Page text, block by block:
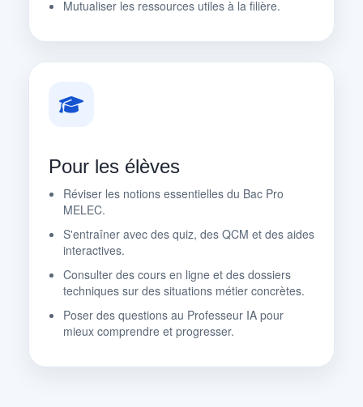
Mutualiser les ressources utiles à la filière.
Pour les élèves
Réviser les notions essentielles du Bac Pro
MELEC.
S'entraîner avec des quiz, des QCM et des aides
interactives.
Consulter des cours en ligne et des dossiers
techniques sur des situations métier concrètes.
Poser des questions au Professeur IA pour
mieux comprendre et progresser.